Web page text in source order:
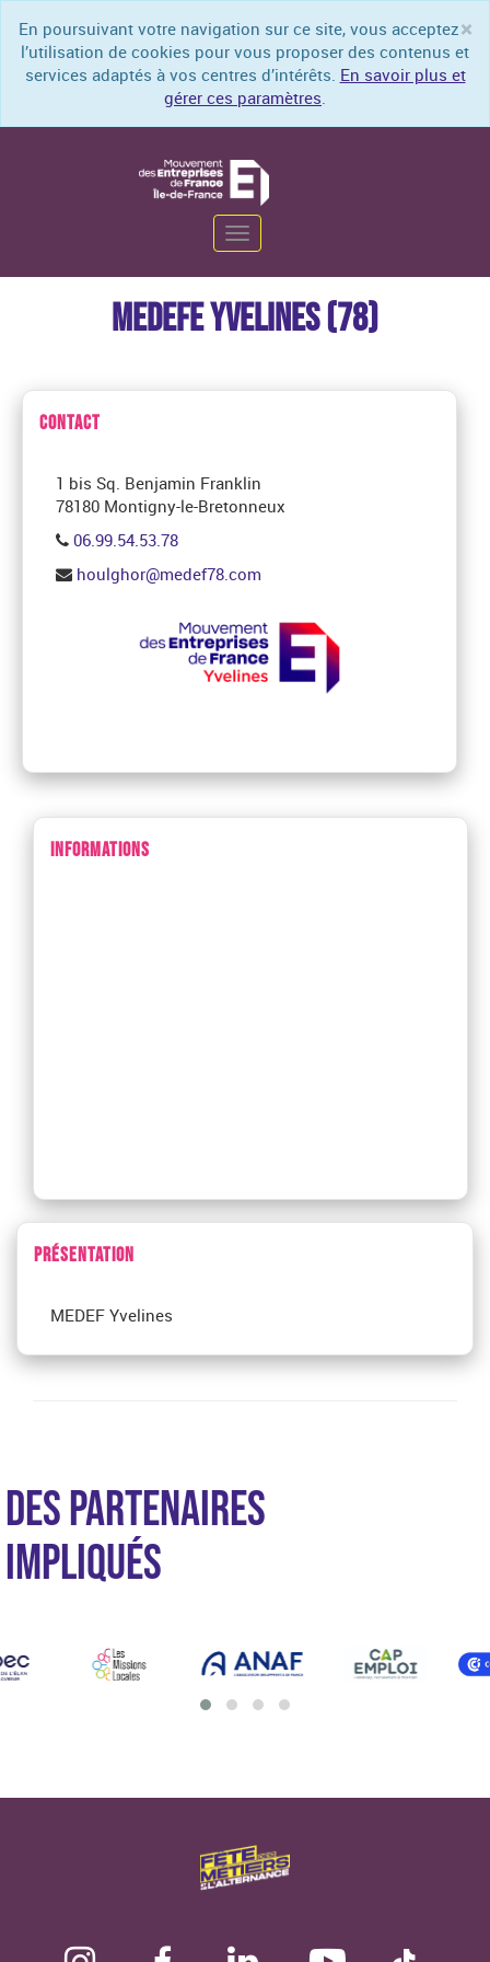
×
En poursuivant votre navigation sur ce site, vous acceptez
l’utilisation de cookies pour vous proposer des contenus et
services adaptés à vos centres d’intérêts. En savoir plus et
gérer ces paramètres.
Toggle
navigation
MEDEFE YVELINES (78)
CONTACT
1 bis Sq. Benjamin Franklin
78180 Montigny-le-Bretonneux
06.99.54.53.78
houlghor@medef78.com
INFORMATIONS
PRÉSENTATION
MEDEF Yvelines
DES PARTENAIRES
IMPLIQUÉS